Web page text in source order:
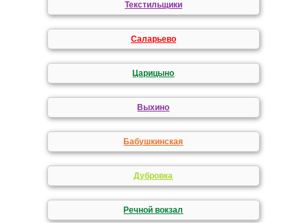
Текстильщики
Саларьево
Царицыно
Выхино
Бабушкинская
Дубровка
Речной вокзал